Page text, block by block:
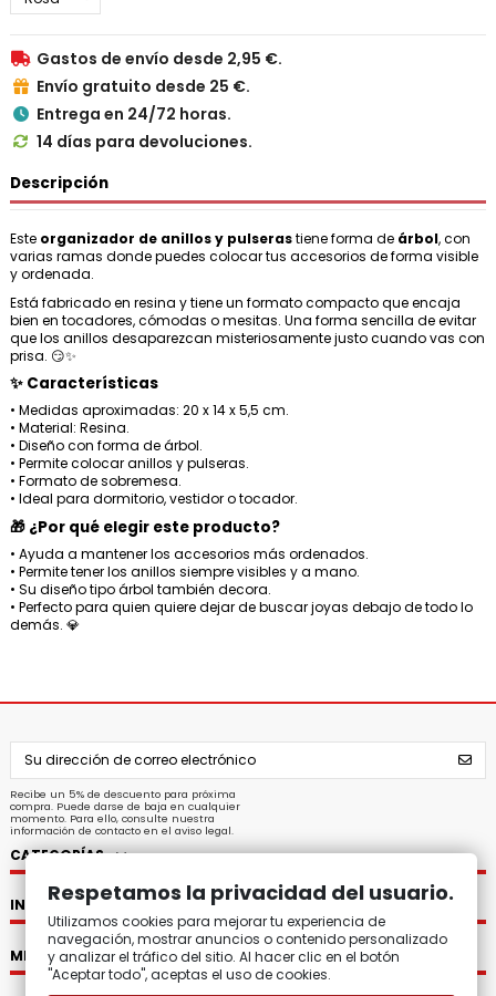
 Gastos de envío desde 2,95 €.
 Envío gratuito desde 25 €.
 Entrega en 24/72 horas.
 14 días para devoluciones.
Descripción
Este organizador de anillos y pulserastiene forma de árbol, con
varias ramas donde puedes colocar tus accesorios de forma visible
y ordenada.
Está fabricado en resina y tiene un formato compacto que encaja
bien en tocadores, cómodas o mesitas. Una forma sencilla de evitar
que los anillos desaparezcan misteriosamente justo cuando vas con
prisa. 😏✨
✨ Características
• Medidas aproximadas: 20 x 14 x 5,5 cm.
• Material: Resina.
• Diseño con forma de árbol.
• Permite colocar anillos y pulseras.
• Formato de sobremesa.
• Ideal para dormitorio, vestidor o tocador.
🎁 ¿Por qué elegir este producto?
• Ayuda a mantener los accesorios más ordenados.
• Permite tener los anillos siempre visibles y a mano.
• Su diseño tipo árbol también decora.
• Perfecto para quien quiere dejar de buscar joyas debajo de todo lo
demás. 💎
Recibe un 5% de descuento para próxima
compra. Puede darse de baja en cualquier
momento. Para ello, consulte nuestra
información de contacto en el aviso legal.
CATEGORÍAS
INFORMACIÓN
MI CUENTA
Respetamos la privacidad del usuario.
Utilizamos cookies para mejorar tu experiencia de
navegación, mostrar anuncios o contenido personalizado
y analizar el tráfico del sitio. Al hacer clic en el botón
"Aceptar todo", aceptas el uso de cookies.